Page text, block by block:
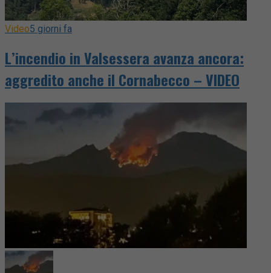
Video5 giorni fa
L’incendio in Valsessera avanza ancora:
aggredito anche il Cornabecco – VIDEO